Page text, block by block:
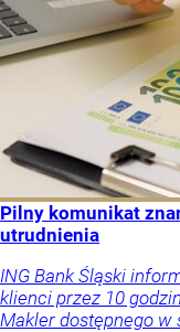
Pilny komunikat
utrudnienia
ING Bank Śląski
klienci przez 10
Makler dostępnego w